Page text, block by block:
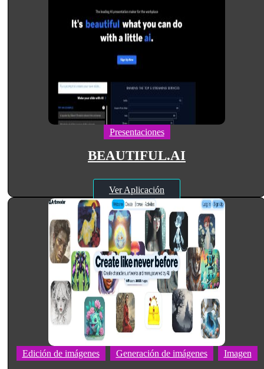
Presentaciones
BEAUTIFUL.AI
Ver Aplicación
Edición de imágenes Generación de imágenes Imagen